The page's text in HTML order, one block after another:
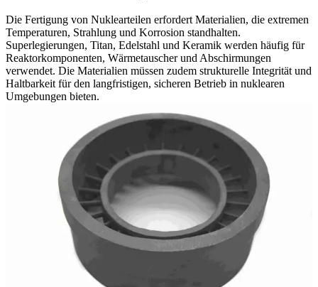
Die Fertigung von Nuklearteilen erfordert Materialien, die extremen
Temperaturen, Strahlung und Korrosion standhalten.
Superlegierungen, Titan, Edelstahl und Keramik werden häufig für
Reaktorkomponenten, Wärmetauscher und Abschirmungen
verwendet. Die Materialien müssen zudem strukturelle Integrität und
Haltbarkeit für den langfristigen, sicheren Betrieb in nuklearen
Umgebungen bieten.